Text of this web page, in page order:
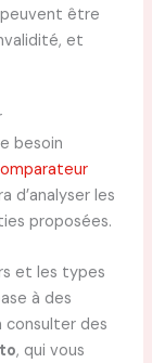
être
et
besoin
d’analyser les
proposées.
et les types
à des
consulter des
, qui vous